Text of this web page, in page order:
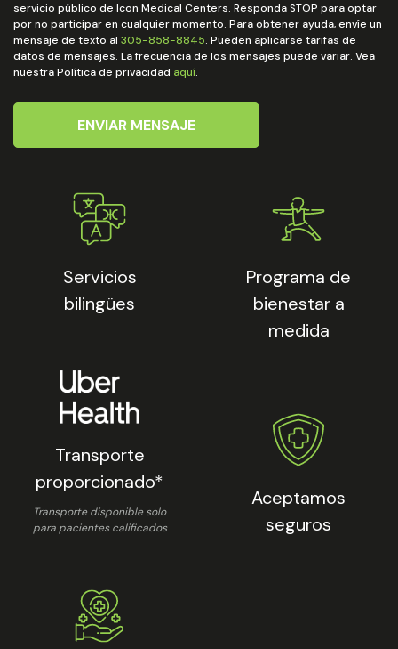
Servicios
bilingües
Transporte
proporcionado*
Transporte disponible solo
para pacientes calificados
servicio público de Icon Medical Centers. Responda STOP para optar
por no participar en cualquier momento. Para obtener ayuda, envíe un
mensaje de texto al 305-858-8845. Pueden aplicarse tarifas de
datos de mensajes. La frecuencia de los mensajes puede variar. Vea
nuestra Política de privacidad aquí.
ENVIAR MENSAJE
Programa de
bienestar a
medida
Aceptamos
seguros